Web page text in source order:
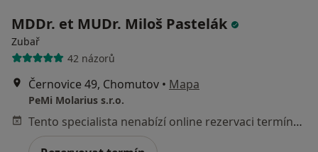
MDDr. et MUDr. Miloš Pastelák
Zubař
42 názorů
Černovice 49, Chomutov • Mapa
PeMi Molarius s.r.o.
Tento specialista nenabízí online rezervaci termínu na této adrese.